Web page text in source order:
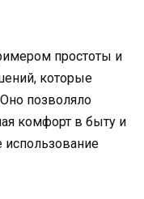
простоты и
которые
позволяло
комфорт в быту и